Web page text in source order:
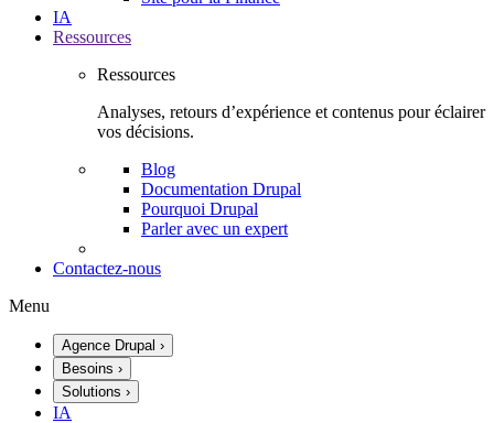
IA
Ressources
Ressources
Analyses, retours d’expérience et contenus pour éclairer
vos décisions.
Blog
Documentation Drupal
Pourquoi Drupal
Parler avec un expert
Contactez-nous
Menu
Agence Drupal ›
Besoins ›
Solutions ›
IA